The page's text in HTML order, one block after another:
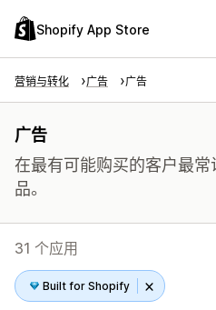
Shopify App Store
营销与转化 广告 广告
广告
在最有可能购买的客户最
品。
31 个应用
Built for Shopify